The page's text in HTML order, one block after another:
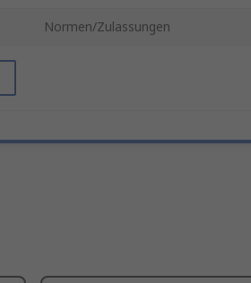
Normen/Zulassungen